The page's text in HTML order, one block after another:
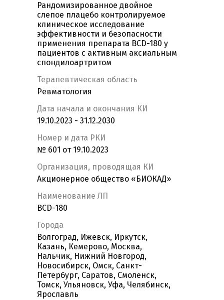
Рандомизированное двойное
слепое плацебо контролируемое
клиническое исследование
эффективности и безопасности
применения препарата BCD-180 у
пациентов с активным аксиальным
спондилоартритом
Терапевтическая область
Ревматология
Дата начала и окончания КИ
19.10.2023 - 31.12.2030
Номер и дата РКИ
№ 601 от 19.10.2023
Организация, проводящая КИ
Акционерное общество «БИОКАД»
Наименование ЛП
BCD-180
Города
Волгоград, Ижевск, Иркутск,
Казань, Кемерово, Москва,
Нальчик, Нижний Новгород,
Новосибирск, Омск, Санкт-
Петербург, Саратов, Смоленск,
Томск, Ульяновск, Уфа, Челябинск,
Ярославль